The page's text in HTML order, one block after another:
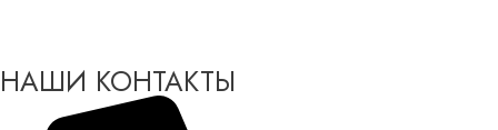
НАШИ КОНТАКТЫ